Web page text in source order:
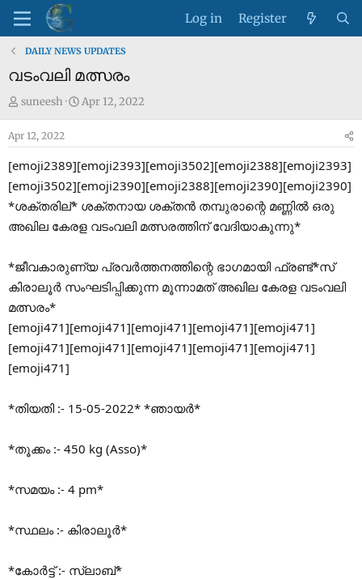
Log in Register
DAILY NEWS UPDATES
വടംവലി മത്സരം
T
h
r
a
d
s
t
r
t
r
suneesh
S
t
t
d
a
t
Apr 12, 2022
Apr 12, 2022
[emoji2389][emoji2393][emoji3502][emoji2388][emoji2393]
[emoji3502][emoji2390][emoji2388][emoji2390][emoji2390]
*ശക്തരില്* ശക്തനായ ശക്തൻ തമ്പുരാന്റെ മണ്ണിൽ ഒരു
അഖില കേരള വടംവലി മത്സരത്തിന് വേദിയാകുന്നു*
*ജീവകാരുണ്യ പ്രവർത്തനത്തിന്റെ ഭാഗമായി ഫ്രണ്ട്*സ്
കിരാലൂർ സംഘടിപ്പിക്കുന്ന മൂന്നാമത് അഖില കേരള വടംവലി
മത്സരം*
[emoji471][emoji471][emoji471][emoji471][emoji471]
[emoji471][emoji471][emoji471][emoji471][emoji471]
[emoji471]
*തിയതി :- 15-05-2022* *ഞായർ*
*തൂക്കം :- 450 kg (Asso)*
*സമയം :- 4 pm*
*സ്ഥലം :- കിരാലൂർ*
*കോർട്ട് :- സ്ലാബ്*